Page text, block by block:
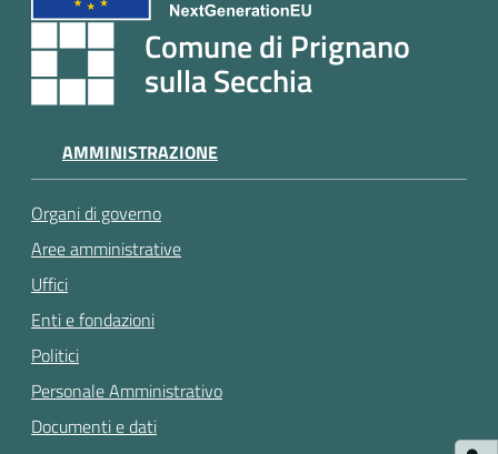
p
u
m
e
n
t
o
Street
Art
Comune di Prignano
sulla Secchia
AMMINISTRAZIONE
Organi di governo
Aree amministrative
Uffici
Enti e fondazioni
Politici
Personale Amministrativo
Documenti e dati